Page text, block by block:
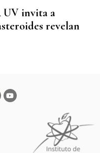
UV invita a
revelan